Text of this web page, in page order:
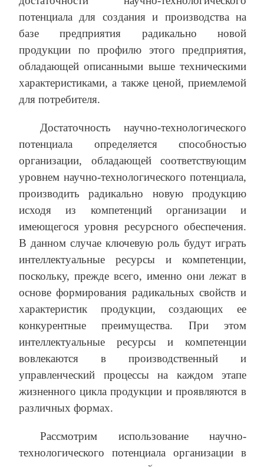
потенциала для создания и производства на
базе предприятия радикально новой
продукции по профилю этого предприятия,
обладающей описанными выше техническими
характеристиками, а также ценой, приемлемой
для потребителя.
Достаточность научно-технологического
потенциала определяется способностью
организации, обладающей соответствующим
уровнем научно-технологического потенциала,
производить радикально новую продукцию
исходя из компетенций организации и
имеющегося уровня ресурсного обеспечения.
В данном случае ключевую роль будут играть
интеллектуальные ресурсы и компетенции,
поскольку, прежде всего, именно они лежат в
основе формирования радикальных свойств и
характеристик продукции, создающих ее
конкурентные преимущества. При этом
интеллектуальные ресурсы и компетенции
вовлекаются в производственный и
управленческий процессы на каждом этапе
жизненного цикла продукции и проявляются в
различных формах.
Рассмотрим использование научно-
технологического потенциала организации в